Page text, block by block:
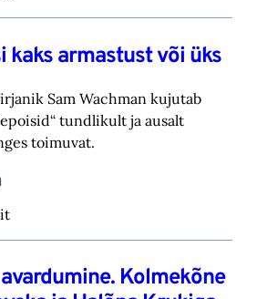
kaks armastust või üks
Sam Wachman kujutab
tundlikult ja ausalt
toimuvat.
Kolmekõne